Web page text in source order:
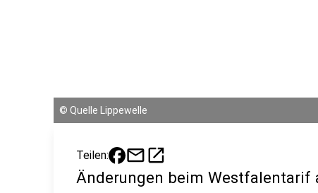
© Quelle Lippewelle
Teilen: mailopen_in_new
Änderungen beim Westfalentarif